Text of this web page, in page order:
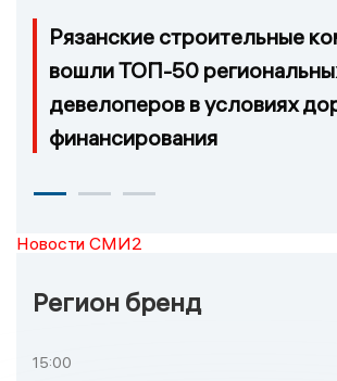
Рязанские строительные
вошли ТОП-50
девелоперов в условиях
финансирования
Новости СМИ2
Регион бренд
15:00